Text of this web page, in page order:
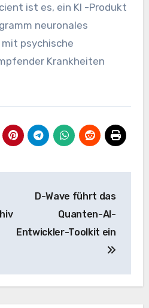
ist es, ein KI -Produkt
neuronales
psychische
Krankheiten
D-Wave führt das
Quanten-AI-
Entwickler-Toolkit ein